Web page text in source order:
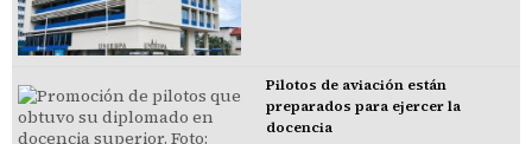
Pilotos de aviación están
preparados para ejercer la
docencia